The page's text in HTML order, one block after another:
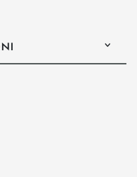
di posta elettronica)
l’app di posta elettronica)